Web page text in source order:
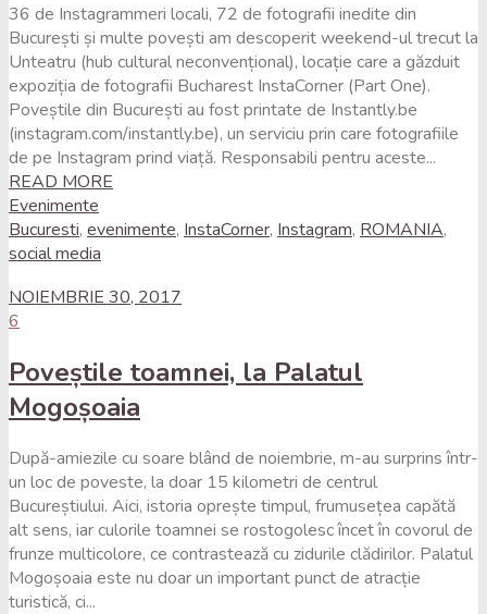
36 de Instagrammeri locali, 72 de fotografii inedite din
București și multe povești am descoperit weekend-ul trecut la
Unteatru (hub cultural neconvențional), locație care a găzduit
expoziția de fotografii Bucharest InstaCorner (Part One).
Poveștile din București au fost printate de Instantly.be
(instagram.com/instantly.be), un serviciu prin care fotografiile
de pe Instagram prind viață. Responsabili pentru aceste...
READ MORE
Evenimente
Bucuresti, evenimente, InstaCorner, Instagram, ROMANIA,
social media
NOIEMBRIE 30, 2017
6
Poveștile toamnei, la Palatul
Mogoșoaia
După-amiezile cu soare blând de noiembrie, m-au surprins într-
un loc de poveste, la doar 15 kilometri de centrul
Bucureștiului. Aici, istoria oprește timpul, frumusețea capătă
alt sens, iar culorile toamnei se rostogolesc încet în covorul de
frunze multicolore, ce contrastează cu zidurile clădirilor. Palatul
Mogoșoaia este nu doar un important punct de atracție
turistică, ci...